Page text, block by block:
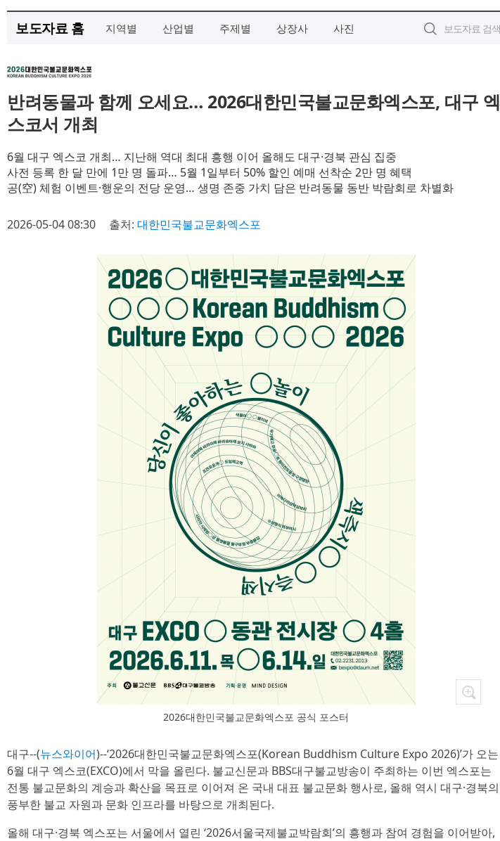
보도자료 홈 지역별 산업별 주제별 상장사 사진
반려동물과 함께 오세요… 2026대한민국불교문화엑스포, 대구 엑
스코서 개최
6월 대구 엑스코 개최… 지난해 역대 최대 흥행 이어 올해도 대구·경북 관심 집중
사전 등록 한 달 만에 1만 명 돌파… 5월 1일부터 50% 할인 예매 선착순 2만 명 혜택
공(空) 체험 이벤트·행운의 전당 운영… 생명 존중 가치 담은 반려동물 동반 박람회로 차별화
2026-05-04 08:30 출처: 대한민국불교문화엑스포
2026대한민국불교문화엑스포 공식 포스터
대구--(뉴스와이어)--‘2026대한민국불교문화엑스포(Korean Buddhism Culture Expo 2026)’가 오는
6월 대구 엑스코(EXCO)에서 막을 올린다. 불교신문과 BBS대구불교방송이 주최하는 이번 엑스포는
전통 불교문화의 계승과 확산을 목표로 이어져 온 국내 대표 불교문화 행사로, 올해 역시 대구·경북의
풍부한 불교 자원과 문화 인프라를 바탕으로 개최된다.
올해 대구·경북 엑스포는 서울에서 열린 ‘2026서울국제불교박람회’의 흥행과 참여 경험을 이어받아,